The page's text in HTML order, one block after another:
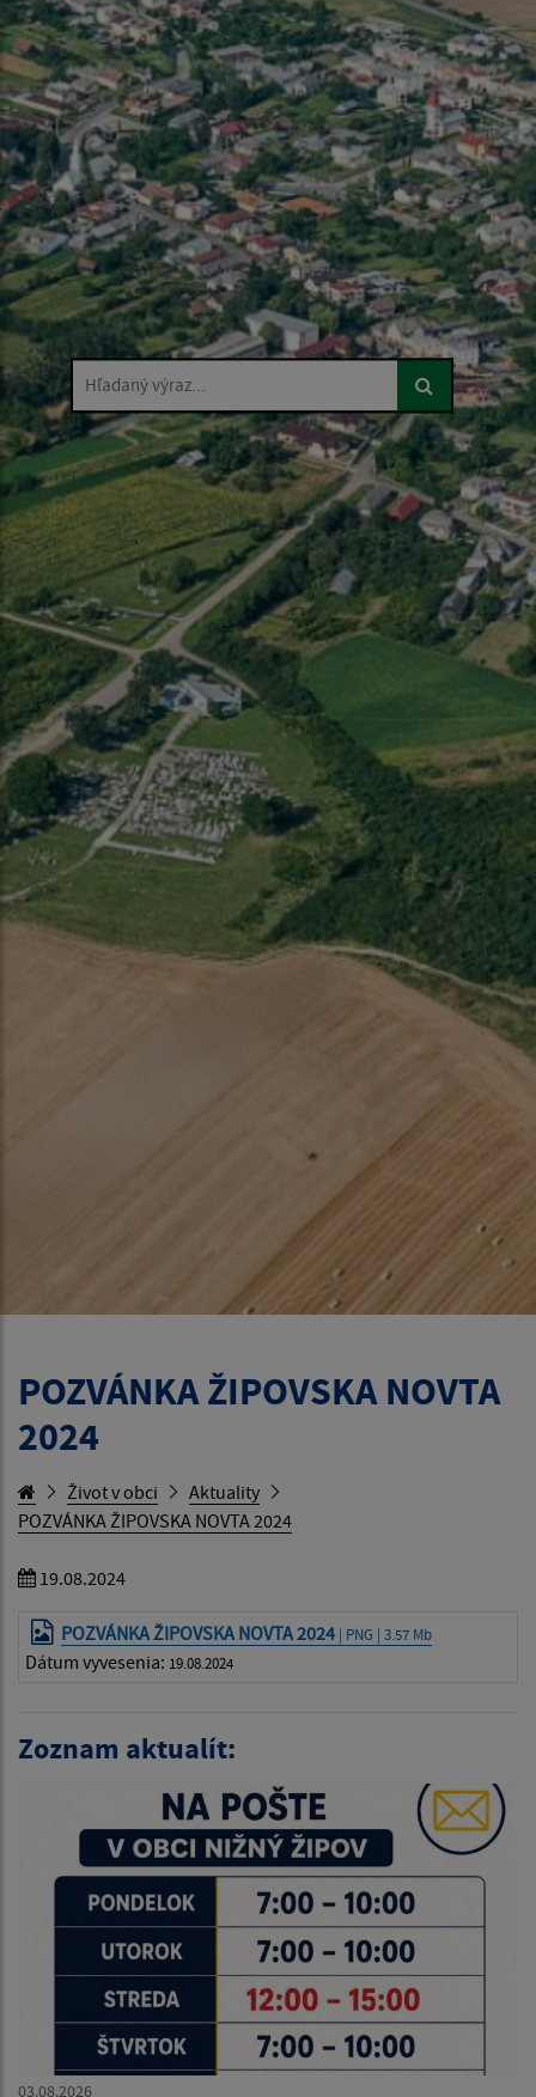
Hľadaný výraz...
POZVÁNKA ŽIPOVSKA NOVTA
2024
Život v obci
Aktuality
POZVÁNKA ŽIPOVSKA NOVTA 2024
19.08.2024
POZVÁNKA ŽIPOVSKA NOVTA 2024 | PNG | 3.57 Mb
Dátum vyvesenia: 19.08.2024
Zoznam aktualít:
03.08.2026